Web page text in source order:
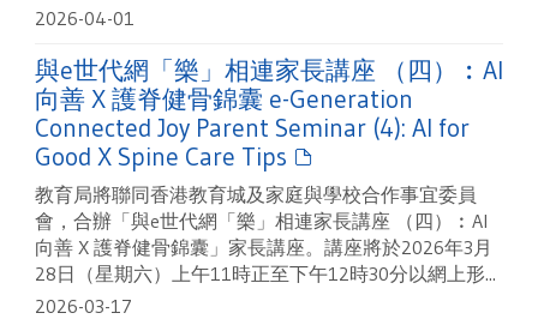
2026-04-01
與e世代網「樂」相連家長講座 （四）︰AI
向善 X 護脊健骨錦囊 e-Generation
Connected Joy Parent Seminar (4): AI for
Good X Spine Care Tips
教育局將聯同香港教育城及家庭與學校合作事宜委員
會，合辦「與e世代網「樂」相連家長講座 （四）︰AI
向善 X 護脊健骨錦囊」家長講座。講座將於2026年3月
28日（星期六）上午11時正至下午12時30分以網上形...
2026-03-17